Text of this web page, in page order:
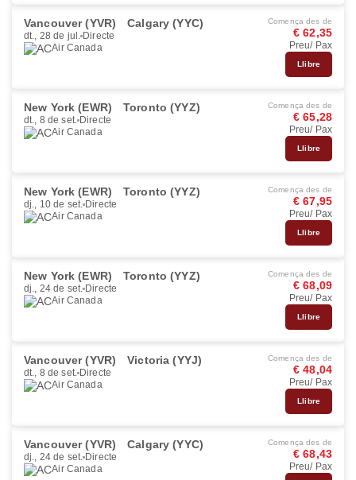
Vancouver (YVR) Calgary (YYC)
dt., 28 de jul. Directe
Air Canada
Comença des de
€ 62,35
Preu/ Pax
Llibre
New York (EWR) Toronto (YYZ)
dt., 8 de set. Directe
Air Canada
Comença des de
€ 65,28
Preu/ Pax
Llibre
New York (EWR) Toronto (YYZ)
dj., 10 de set. Directe
Air Canada
Comença des de
€ 67,95
Preu/ Pax
Llibre
New York (EWR) Toronto (YYZ)
dj., 24 de set. Directe
Air Canada
Comença des de
€ 68,09
Preu/ Pax
Llibre
Vancouver (YVR) Victoria (YYJ)
dt., 8 de set. Directe
Air Canada
Comença des de
€ 48,04
Preu/ Pax
Llibre
Vancouver (YVR) Calgary (YYC)
dj., 24 de set. Directe
Air Canada
Comença des de
€ 68,43
Preu/ Pax